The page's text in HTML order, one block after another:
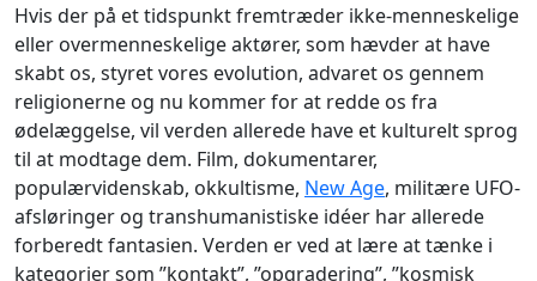
Hvis der på et tidspunkt fremtræder ikke-menneskelige
eller overmenneskelige aktører, som hævder at have
skabt os, styret vores evolution, advaret os gennem
religionerne og nu kommer for at redde os fra
ødelæggelse, vil verden allerede have et kulturelt sprog
til at modtage dem. Film, dokumentarer,
populærvidenskab, okkultisme, New Age, militære UFO-
afsløringer og transhumanistiske idéer har allerede
forberedt fantasien. Verden er ved at lære at tænke i
kategorier som ”kontakt”, ”opgradering”, ”kosmisk